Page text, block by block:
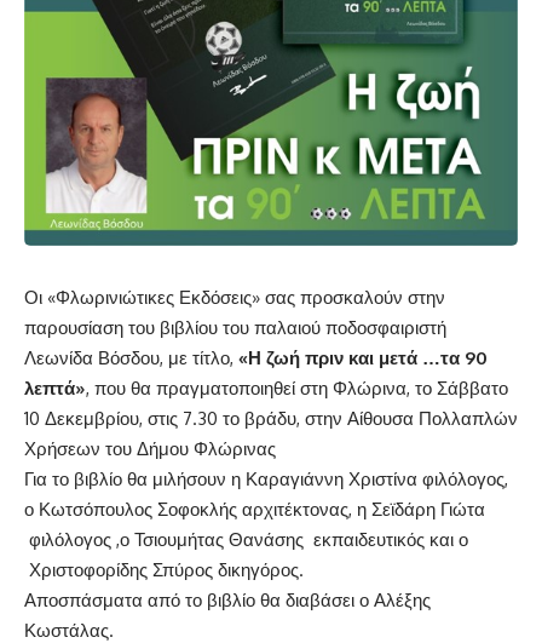
Οι «Φλωρινιώτικες Εκδόσεις» σας προσκαλούν στην
παρουσίαση του βιβλίου του παλαιού ποδοσφαιριστή
Λεωνίδα Βόσδου, με τίτλο, «Η ζωή πριν και μετά …τα 90
λεπτά», που θα πραγματοποιηθεί στη Φλώρινα, το Σάββατο
10 Δεκεμβρίου, στις 7.30 το βράδυ, στην Αίθουσα Πολλαπλών
Χρήσεων του Δήμου Φλώρινας
Για το βιβλίο θα μιλήσουν η Καραγιάννη Χριστίνα φιλόλογος,
ο Κωτσόπουλος Σοφοκλής αρχιτέκτονας, η Σεϊδάρη Γιώτα
φιλόλογος ,ο Τσιουμήτας Θανάσης εκπαιδευτικός και ο
Χριστοφορίδης Σπύρος δικηγόρος.
Αποσπάσματα από το βιβλίο θα διαβάσει ο Αλέξης
Κωστάλας.